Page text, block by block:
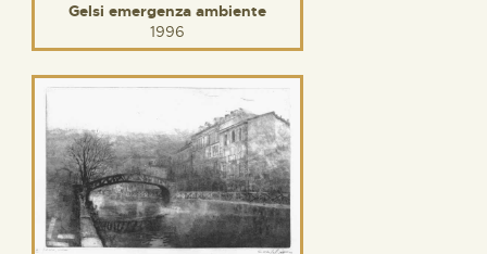
Gelsi emergenza ambiente
1996